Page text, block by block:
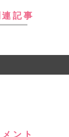
連記事
ント